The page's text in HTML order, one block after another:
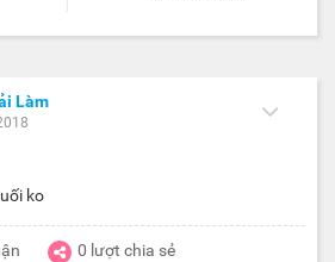
Làm
ko
0 lượt chia sẻ